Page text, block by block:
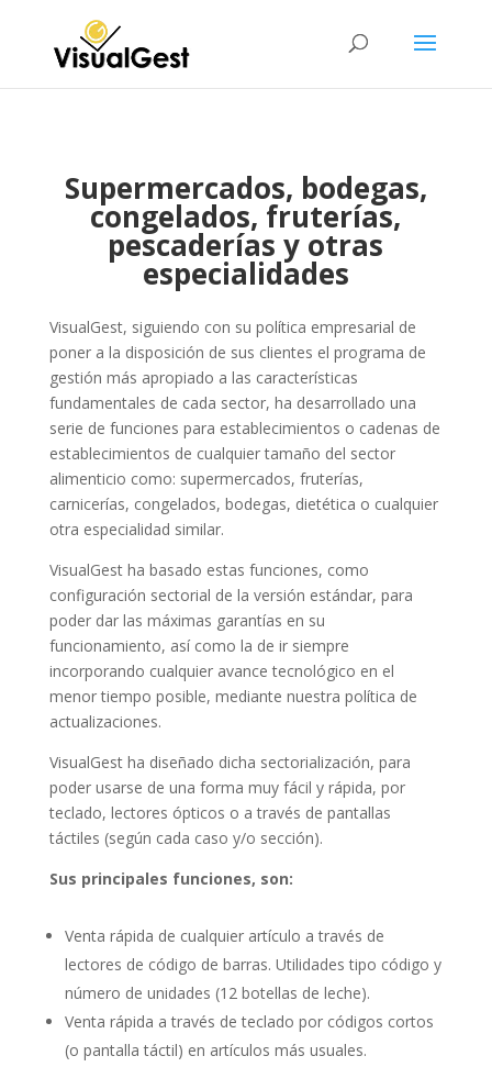
Supermercados, bodegas,
congelados, fruterías,
pescaderías y otras
especialidades
VisualGest, siguiendo con su política empresarial de
poner a la disposición de sus clientes el programa de
gestión más apropiado a las características
fundamentales de cada sector, ha desarrollado una
serie de funciones para establecimientos o cadenas de
establecimientos de cualquier tamaño del sector
alimenticio como: supermercados, fruterías,
carnicerías, congelados, bodegas, dietética o cualquier
otra especialidad similar.
VisualGest ha basado estas funciones, como
configuración sectorial de la versión estándar, para
poder dar las máximas garantías en su
funcionamiento, así como la de ir siempre
incorporando cualquier avance tecnológico en el
menor tiempo posible, mediante nuestra política de
actualizaciones.
VisualGest ha diseñado dicha sectorialización, para
poder usarse de una forma muy fácil y rápida, por
teclado, lectores ópticos o a través de pantallas
táctiles (según cada caso y/o sección).
Sus principales funciones, son:
Venta rápida de cualquier artículo a través de
lectores de código de barras. Utilidades tipo código y
número de unidades (12 botellas de leche).
Venta rápida a través de teclado por códigos cortos
(o pantalla táctil) en artículos más usuales.